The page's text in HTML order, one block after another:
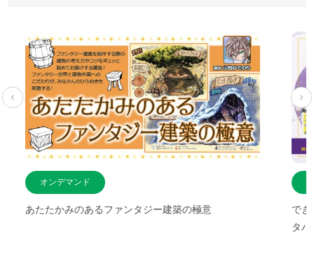
オンデマンド
あたたかみのあるファンタジー建築の極意
でき
タ